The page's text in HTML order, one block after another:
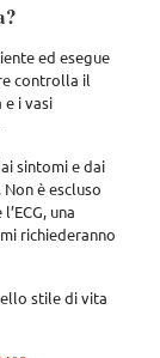
ed esegue
controlla il
e i vasi
sintomi e dai
è escluso
una
richiederanno
stile di vita